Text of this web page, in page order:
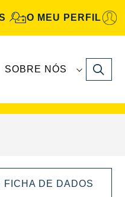
O MEU PERFIL
SOBRE NÓS Search
FICHA DE DADOS